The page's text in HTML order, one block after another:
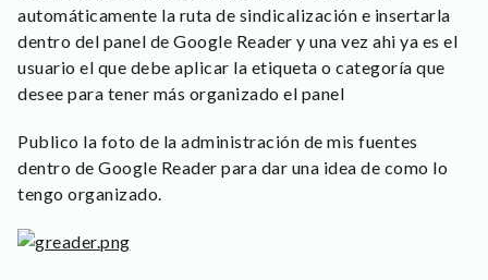
automáticamente la ruta de sindicalización e insertarla
dentro del panel de Google Reader y una vez ahi ya es el
usuario el que debe aplicar la etiqueta o categoría que
desee para tener más organizado el panel
Publico la foto de la administración de mis fuentes
dentro de Google Reader para dar una idea de como lo
tengo organizado.